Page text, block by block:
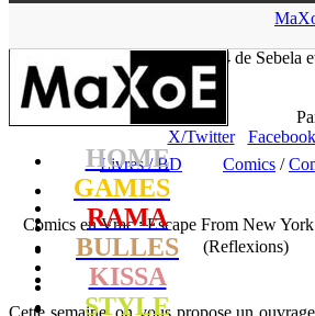
HOME
GAMES
RAMA
BULLES
KISSA
STYLE
Escape From New York T4 de Sebela
X/Twitter
Facebook
Livres / BD
Comics /
Comics en Vrac : Escape From New
(Reflexions)
Cette semaine, on vous propose un